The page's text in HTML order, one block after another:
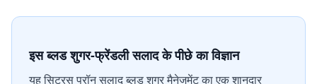
इस ब्लड शुगर-फ्रेंडली सलाद के पीछे का विज्ञान
यह सिट्रस प्रॉन सलाद ब्लड शुगर मैनेजमेंट का एक शानदार